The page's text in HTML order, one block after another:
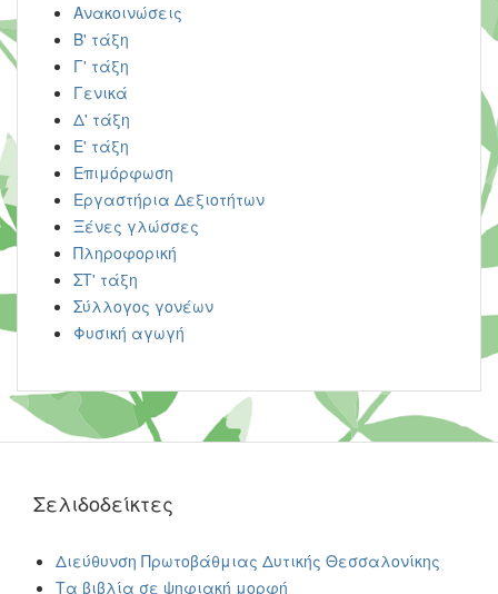
Ανακοινώσεις
Β' τάξη
Γ' τάξη
Γενικά
Δ' τάξη
Ε' τάξη
Επιμόρφωση
Εργαστήρια Δεξιοτήτων
Ξένες γλώσσες
Πληροφορική
ΣΤ' τάξη
Σύλλογος γονέων
Φυσική αγωγή
Σελιδοδείκτες
Διεύθυνση Πρωτοβάθμιας Δυτικής Θεσσαλονίκης
Τα βιβλία σε ψηφιακή μορφή